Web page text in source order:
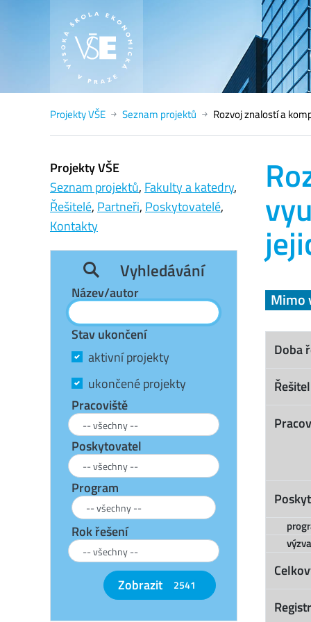
Projekty VŠE Seznam projektů Rozvoj znalostí a
Mimo
Doba
Projekty VŠE
Seznam projektů, Fakulty a katedry,
Řešitelé, Partneři, Poskytovatelé,
Kontakty
Vyhledávání
Název/autor
Stav ukončení
aktivní projekty
ukončené projekty
Pracoviště
Poskytovatel
Program
Rok řešení
Zobrazit 2541